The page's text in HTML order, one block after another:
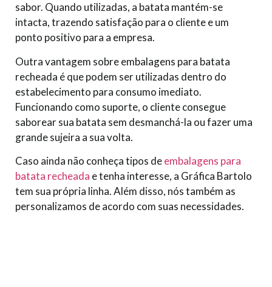
sabor. Quando utilizadas, a batata mantém-se
intacta, trazendo satisfação para o cliente e um
ponto positivo para a empresa.
Outra vantagem sobre embalagens para batata
recheada é que podem ser utilizadas dentro do
estabelecimento para consumo imediato.
Funcionando como suporte, o cliente consegue
saborear sua batata sem desmanchá-la ou fazer uma
grande sujeira a sua volta.
Caso ainda não conheça tipos deembalagens para
batata recheada e tenha interesse, a Gráfica Bartolo
tem sua própria linha. Além disso, nós também as
personalizamos de acordo com suas necessidades.